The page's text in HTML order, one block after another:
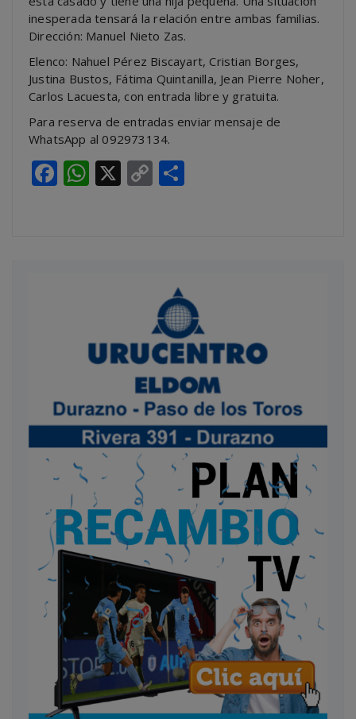
inesperada tensará la relación entre ambas familias.
Dirección: Manuel Nieto Zas.
Elenco: Nahuel Pérez Biscayart, Cristian Borges,
Justina Bustos, Fátima Quintanilla, Jean Pierre Noher,
Carlos Lacuesta, con entrada libre y gratuita.
Para reserva de entradas enviar mensaje de
WhatsApp al 092973134.
Facebook
WhatsApp
X Copy
Link